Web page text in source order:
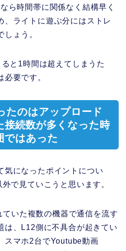
ら時間帯に関係なく結構早く
、ライトに遊ぶ分にはストレ
ょう。
と1時間は超えてしまうた
要です。
たのはアップロード
接続数が多くなった時
ではあった
気になったポイントについ
で見ていこうと思います。
いた複数の機器で通信を流す
は、L12側に不具合が起きてい
スマホ2台でYoutube動画